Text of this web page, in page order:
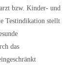
bzw. Kinder- und
Testindikation stellt
das